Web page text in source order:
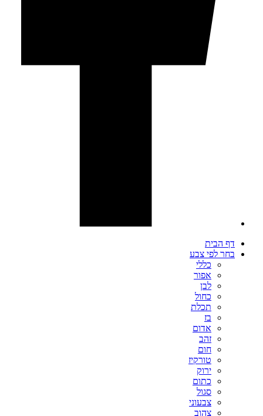
דף הבית
בחר לפי צבע
כללי
אפור
לבן
כחול
תכלת
בז
אדום
זהב
חום
טורקיז
ירוק
כתום
סגול
צבעוני
צהוב